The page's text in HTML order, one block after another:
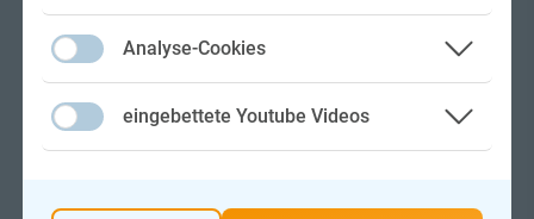
Analyse-Cookies
eingebettete Youtube Videos
Preise
03. Jul – 20. Aug 26
Passion 1000 "Maria"